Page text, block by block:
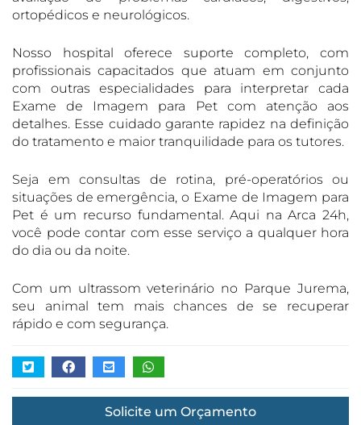
ortopédicos e neurológicos.
Nosso hospital oferece suporte completo, com
profissionais capacitados que atuam em conjunto
com outras especialidades para interpretar cada
Exame de Imagem para Pet com atenção aos
detalhes. Esse cuidado garante rapidez na definição
do tratamento e maior tranquilidade para os tutores.
Seja em consultas de rotina, pré-operatórios ou
situações de emergência, o Exame de Imagem para
Pet é um recurso fundamental. Aqui na Arca 24h,
você pode contar com esse serviço a qualquer hora
do dia ou da noite.
Com um ultrassom veterinário no Parque Jurema,
seu animal tem mais chances de se recuperar
rápido e com segurança.
Solicite um Orçamento